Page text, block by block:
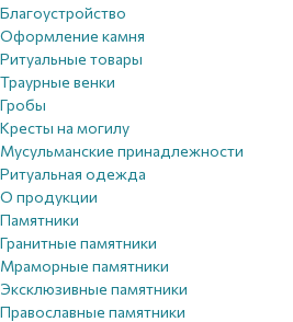
Благоустройствo
Оформление камня
Ритуальные товары
Траурные венки
Гробы
Кресты на могилу
Мусульманские принадлежности
Ритуальная одежда
О продукции
Памятники
Гранитные памятники
Мраморные памятники
Эксклюзивные памятники
Православные памятники